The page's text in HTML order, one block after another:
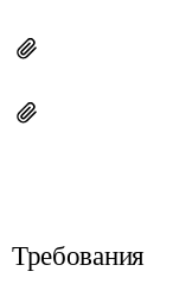
Требования